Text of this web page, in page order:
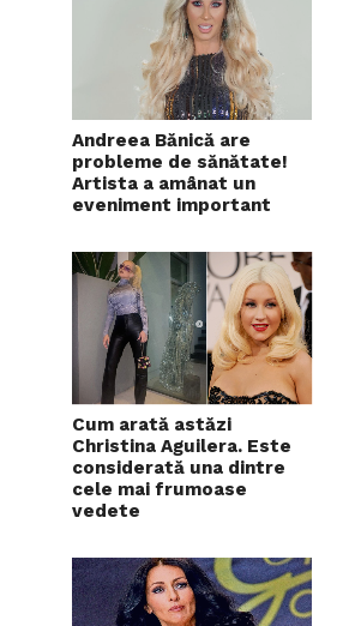
Andreea Bănică are
probleme de sănătate!
Artista a amânat un
eveniment important
Cum arată astăzi
Christina Aguilera. Este
considerată una dintre
cele mai frumoase
vedete